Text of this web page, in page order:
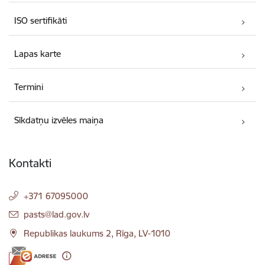
ISO sertifikāti
Lapas karte
Termini
Sīkdatņu izvēles maiņa
Kontakti
+371 67095000
E-pasts:
pasts@lad.gov.lv
Republikas laukums 2, Rīga, LV-1010